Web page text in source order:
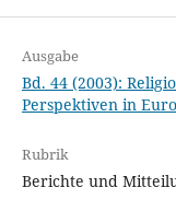
Ausgabe
Bd. 44 (2003):
Perspektiven in
Rubrik
Berichte und